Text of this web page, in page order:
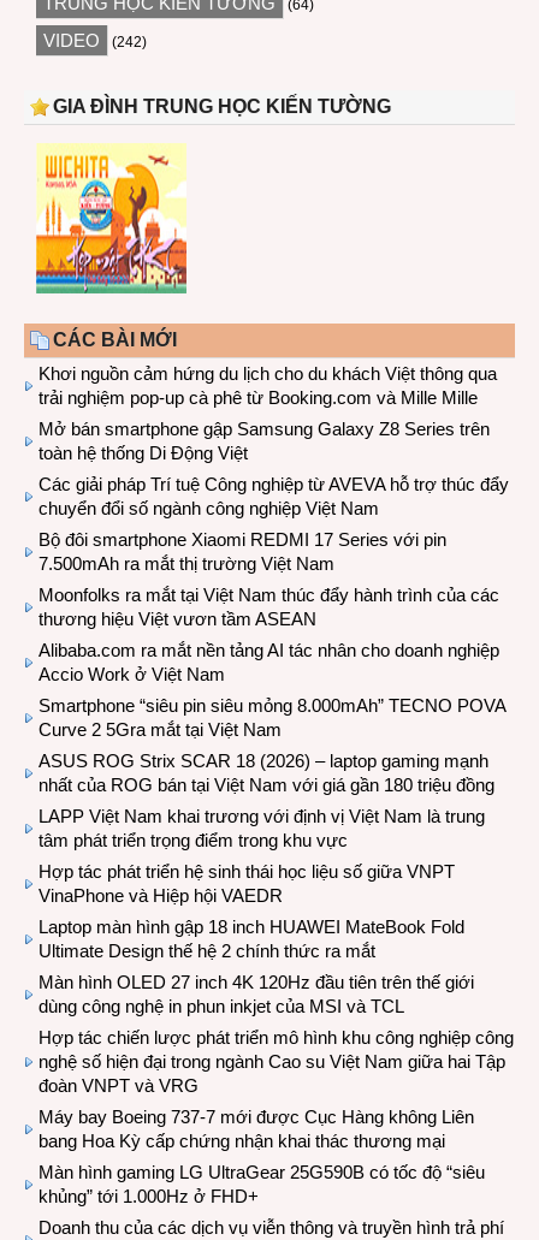
(64)
VIDEO (242)
GIA ĐÌNH TRUNG HỌC KIẾN TƯỜNG
CÁC BÀI MỚI
Khơi nguồn cảm hứng du lịch cho du khách Việt thông qua
trải nghiệm pop-up cà phê từ Booking.com và Mille Mille
Mở bán smartphone gập Samsung Galaxy Z8 Series trên
toàn hệ thống Di Động Việt
Các giải pháp Trí tuệ Công nghiệp từ AVEVA hỗ trợ thúc đẩy
chuyển đổi số ngành công nghiệp Việt Nam
Bộ đôi smartphone Xiaomi REDMI 17 Series với pin
7.500mAh ra mắt thị trường Việt Nam
Moonfolks ra mắt tại Việt Nam thúc đẩy hành trình của các
thương hiệu Việt vươn tầm ASEAN
Alibaba.com ra mắt nền tảng AI tác nhân cho doanh nghiệp
Accio Work ở Việt Nam
Smartphone “siêu pin siêu mỏng 8.000mAh” TECNO POVA
Curve 2 5Gra mắt tại Việt Nam
ASUS ROG Strix SCAR 18 (2026) – laptop gaming mạnh
nhất của ROG bán tại Việt Nam với giá gần 180 triệu đồng
LAPP Việt Nam khai trương với định vị Việt Nam là trung
tâm phát triển trọng điểm trong khu vực
Hợp tác phát triển hệ sinh thái học liệu số giữa VNPT
VinaPhone và Hiệp hội VAEDR
Laptop màn hình gập 18 inch HUAWEI MateBook Fold
Ultimate Design thế hệ 2 chính thức ra mắt
Màn hình OLED 27 inch 4K 120Hz đầu tiên trên thế giới
dùng công nghệ in phun inkjet của MSI và TCL
Hợp tác chiến lược phát triển mô hình khu công nghiệp công
nghệ số hiện đại trong ngành Cao su Việt Nam giữa hai Tập
đoàn VNPT và VRG
Máy bay Boeing 737-7 mới được Cục Hàng không Liên
bang Hoa Kỳ cấp chứng nhận khai thác thương mại
Màn hình gaming LG UltraGear 25G590B có tốc độ “siêu
khủng” tới 1.000Hz ở FHD+
Doanh thu của các dịch vụ viễn thông và truyền hình trả phí